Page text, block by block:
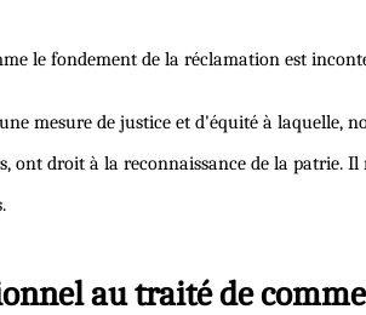
le fondement de la réclamation est
mesure de justice et d'équité à laquelle,
droit à la reconnaissance de la patrie.
au traité de